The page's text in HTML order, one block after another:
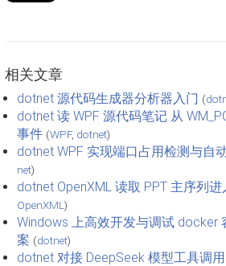
相关文章
dotnet 源代码生成器分析器入门 (
dotnet 读 WPF 源代码笔记 从
事件 (WPF, dotnet)
dotnet WPF 实现端口占用检测与自
net)
dotnet OpenXML 读取 PPT 主序列
OpenXML )
Windows 上高效开发与调试 docker
案 (dotnet)
dotnet 对接 DeepSeek 模型工具调